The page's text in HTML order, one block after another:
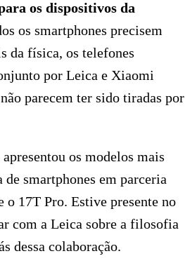
os dispositivos da
os smartphones precisem
da física, os telefones
por Leica e Xiaomi
parecem ter sido tiradas por
os modelos mais
de smartphones em parceria
o 17T Pro. Estive presente no
com a Leica sobre a filosofia
dessa colaboração.